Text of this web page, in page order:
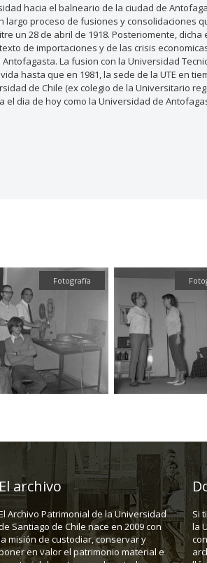
hacia el balneario de la ciudad de
proceso de fusiones y consolidaciones
un 28 de abril de 1918. Posteriomente, dicha
de importaciones y de las crisis
La fusion con la Universidad
hasta que en 1981, la sede de la UTE en
de Chile (ex colegio de la Universitario
dia de hoy como la Universidad de
Fotografía
El archivo
Archivo Patrimonial de la Universidad
Santiago de Chile nace en 2009 con
misión de custodiar, conservar y
en valor el patrimonio material e
Si
la